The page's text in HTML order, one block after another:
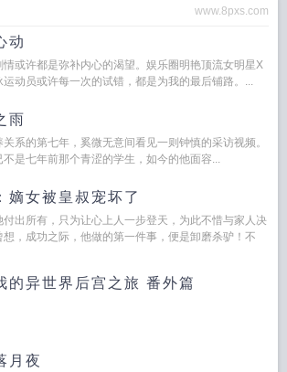
www.8pxs.com
动
情或许都是弥补内心的渴望。娱乐圈明艳顶流女明星X
运动员或许每一次的试错，都是为我的最后铺路。...
雨
关系的第七年，奚微无意间看见一则钟慎的采访视频。
不是七年前那个青涩的学生，如今的他面容...
嫡女被皇叔宠坏了
付出所有，只为让心上人一步登天，为此不惜与家人决
想，成功之际，他做的第一件事，便是卸磨杀驴！不
的异世界后宫之旅 番外篇
月夜